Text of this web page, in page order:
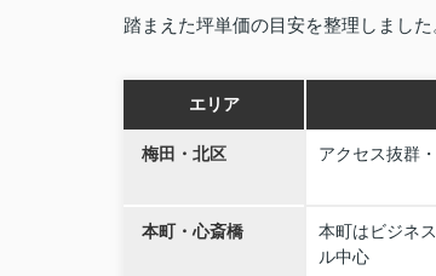
踏まえた坪単価の目安を整理しました
エリア
梅田・北区 アクセス抜群
本町・心斎橋
本町はビジネ
ル中心